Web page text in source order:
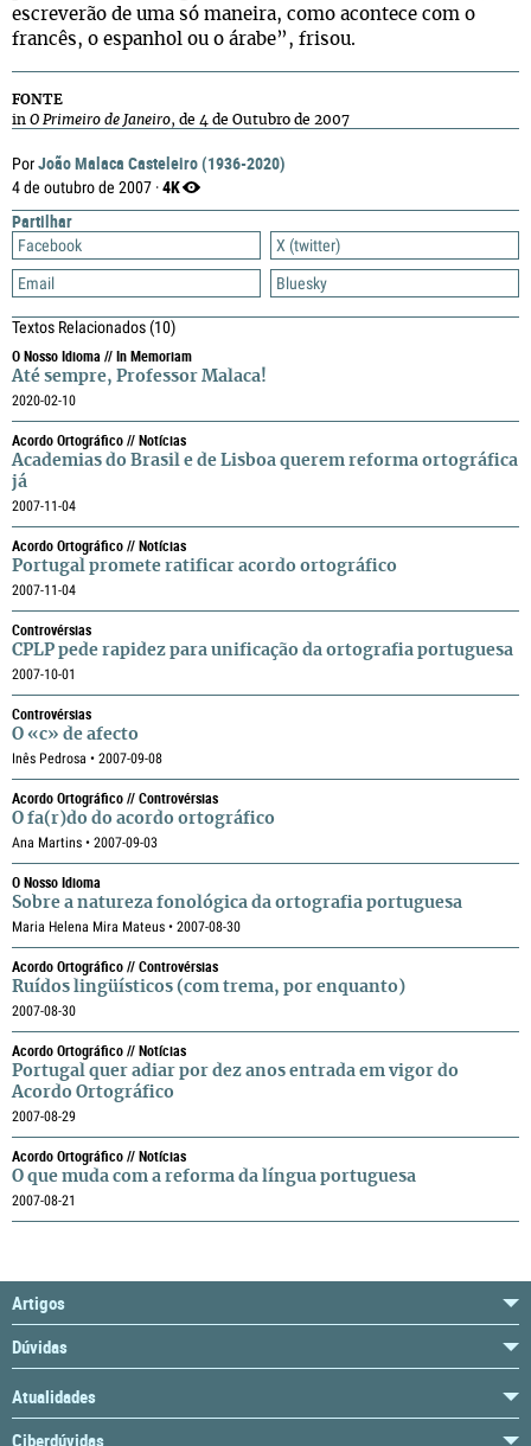
PorJoão Malaca Casteleiro (1936-2020)
4 de outubro de 2007 ·4K
Partilhar
Facebook
X (twitter)
Email
Bluesky
Textos Relacionados(10)
O Nosso Idioma // In Memoriam
Até sempre, Professor Malaca!
2020-02-10
Acordo Ortográfico // Notícias
Academias do Brasil e de Lisboa querem reforma ortográfica
já
2007-11-04
Acordo Ortográfico // Notícias
Portugal promete ratificar acordo ortográfico
2007-11-04
Controvérsias
CPLP pede rapidez para unificação da ortografia portuguesa
2007-10-01
Controvérsias
O «c» de afecto
Inês Pedrosa • 2007-09-08
Acordo Ortográfico // Controvérsias
O fa(r)do do acordo ortográfico
Ana Martins • 2007-09-03
O Nosso Idioma
Sobre a natureza fonológica da ortografia portuguesa
Maria Helena Mira Mateus • 2007-08-30
Acordo Ortográfico // Controvérsias
Ruídos lingüísticos (com trema, por enquanto)
2007-08-30
Acordo Ortográfico // Notícias
Portugal quer adiar por dez anos entrada em vigor do
Acordo Ortográfico
2007-08-29
Acordo Ortográfico // Notícias
O que muda com a reforma da língua portuguesa
2007-08-21
escreverão de uma só maneira, como acontece com o
francês, o espanhol ou o árabe”, frisou.
FONTE
in O Primeiro de Janeiro, de 4 de Outubro de 2007
Artigos
Dúvidas
Atualidades
Ciberdúvidas